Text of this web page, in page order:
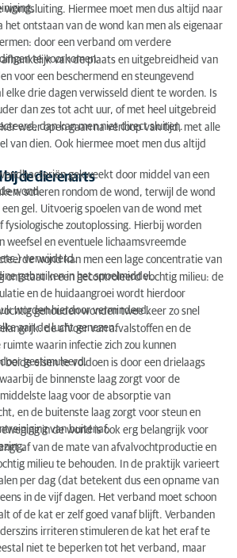
wondsluiting. Hiermee moet men dus altijd naar
ontstaan van de wond kan men als eigenaar
door een verband om verdere
te voorkomen.
van de plaats en uitgebreidheid van
voor een beschermend en steungevend
elke drie dagen verwisseld dient te worden. Is
dan zes tot acht uur, of met heel uitgebreid
dan kan men niet direct sluiten.
weer open gaan na verloop van tijd, met alle
van dien. Ook hiermee moet men dus altijd
bij de dierenartsgekweekt door middel van een
wond.
scheren rondom de wond, terwijl de wond
gel. Uitvoerig spoelen van de wond met
fysiologische zoutoplossing. Hierbij worden
weefsel en eventuele lichaamsvreemde
etc.) verwijderd.
wond kan men een lage concentratie van
gebruiken in het spoelmiddel.
ontstaat in een gecontroleerd vochtig milieu: de
en de huidaangroei wordt hierdoor
worden hierdoor verminderd.
gehouden wonden twee keer zo snel
aan de lucht genezen.
de afvoer van afvalstoffen en de
waarin infectie zich zou kunnen
gestimuleerd.
beide eisen te voldoen is door een drielaags
de binnenste laag zorgt voor de
laag voor de absorptie van
en de buitenste laag zorgt voor steun en
van buitenaf.
in de wond is ook erg belangrijk voor
af van de mate van afvalvochtproductie en
milieu te behouden. In de praktijk varieert
per dag (dat betekent dus een opname van
in de vijf dagen. Het verband moet schoon
of de kat er zelf goed vanaf blijft. Verbanden
irriteren stimuleren de kat het eraf te
niet te beperken tot het verband, maar